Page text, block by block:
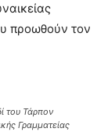
προωθούν τον
του Τάρπον
Γραμματείας